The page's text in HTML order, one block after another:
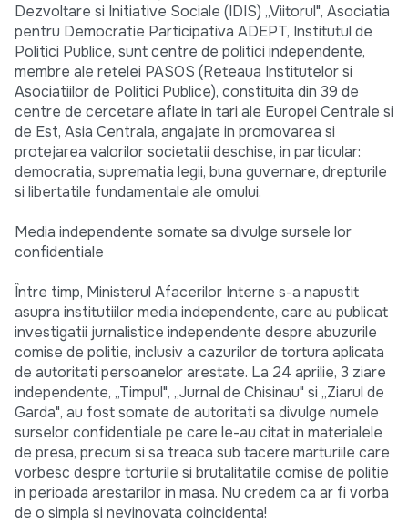
Dezvoltare si Initiative Sociale (IDIS) „Viitorul", Asociatia
pentru Democratie Participativa ADEPT, Institutul de
Politici Publice, sunt centre de politici independente,
membre ale retelei PASOS (Reteaua Institutelor si
Asociatiilor de Politici Publice), constituita din 39 de
centre de cercetare aflate in tari ale Europei Centrale si
de Est, Asia Centrala, angajate in promovarea si
protejarea valorilor societatii deschise, in particular:
democratia, suprematia legii, buna guvernare, drepturile
si libertatile fundamentale ale omului.
Media independente somate sa divulge sursele lor
confidentiale
Între timp, Ministerul Afacerilor Interne s-a napustit
asupra institutiilor media independente, care au publicat
investigatii jurnalistice independente despre abuzurile
comise de politie, inclusiv a cazurilor de tortura aplicata
de autoritati persoanelor arestate. La 24 aprilie, 3 ziare
independente, „Timpul", „Jurnal de Chisinau" si „Ziarul de
Garda", au fost somate de autoritati sa divulge numele
surselor confidentiale pe care le-au citat in materialele
de presa, precum si sa treaca sub tacere marturiile care
vorbesc despre torturile si brutalitatile comise de politie
in perioada arestarilor in masa. Nu credem ca ar fi vorba
de o simpla si nevinovata coincidenta!